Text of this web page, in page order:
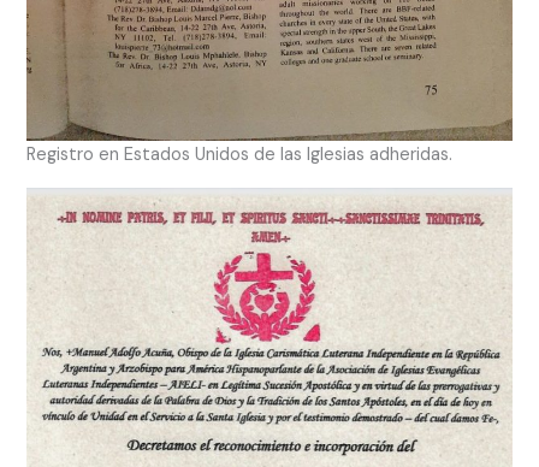
Registro en Estados Unidos de las Iglesias adheridas.